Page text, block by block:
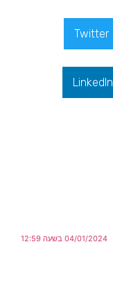
Twitter
LinkedIn
04/01/2024 בשעה 12:59